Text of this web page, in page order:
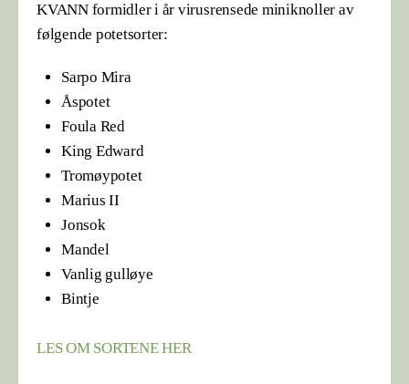
KVANN formidler i år virusrensede miniknoller av
følgende potetsorter:
Sarpo Mira
Åspotet
Foula Red
King Edward
Tromøypotet
Marius II
Jonsok
Mandel
Vanlig gulløye
Bintje
LES OM SORTENE HER